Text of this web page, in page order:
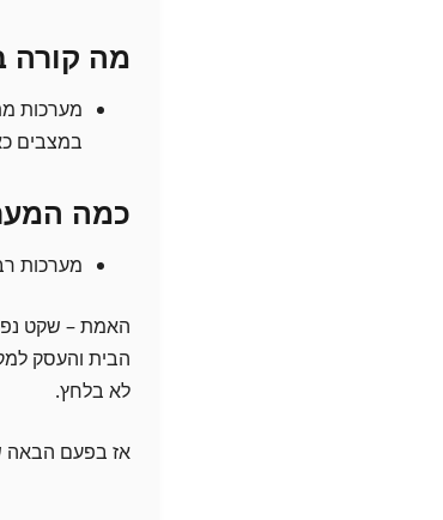
מה
מערכות
במצבים
כמה
מערכות
האמת – שקט
הבית והעסק
לא בלחץ.
אז בפעם הבאה